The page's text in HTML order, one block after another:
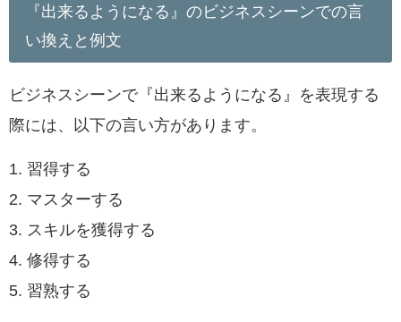
『出来るようになる』のビジネスシーンでの言
い換えと例文
ビジネスシーンで『出来るようになる』を表現する
際には、以下の言い方があります。
1. 習得する
2. マスターする
3. スキルを獲得する
4. 修得する
5. 習熟する